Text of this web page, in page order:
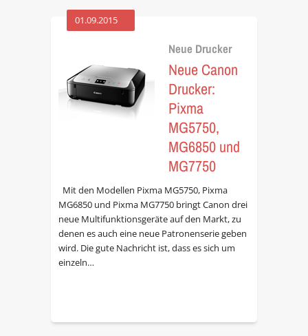
01.09.2015
Neue Drucker
Neue Canon
Drucker:
Pixma
MG5750,
MG6850 und
MG7750
Mit den Modellen Pixma MG5750, Pixma
MG6850 und Pixma MG7750 bringt Canon drei
neue Multifunktionsgeräte auf den Markt, zu
denen es auch eine neue Patronenserie geben
wird. Die gute Nachricht ist, dass es sich um
einzeln…